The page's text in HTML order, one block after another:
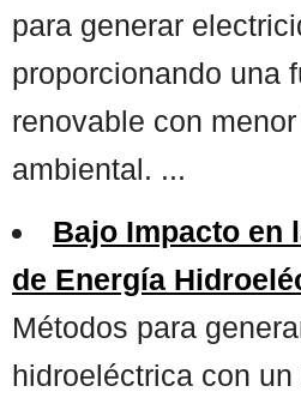
para generar
proporcionando una
renovable con
ambiental. ...
Bajo Impacto en
de Energía
Métodos para
hidroeléctrica con